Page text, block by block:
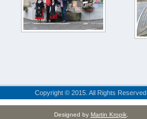
Copyright © 2015. All Rights Reserved.
Designed by Martin Kropik